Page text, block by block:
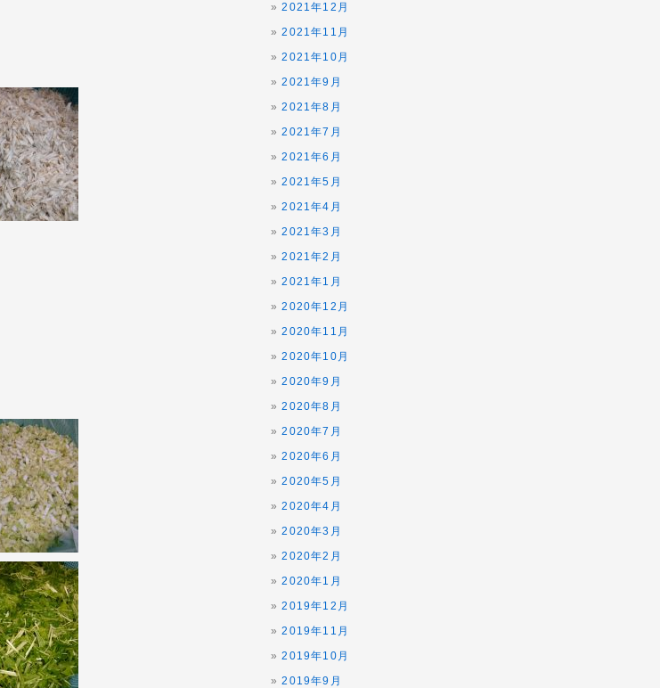
2021年12月
2021年11月
2021年10月
2021年9月
2021年8月
2021年7月
2021年6月
2021年5月
2021年4月
2021年3月
2021年2月
2021年1月
2020年12月
2020年11月
2020年10月
2020年9月
2020年8月
2020年7月
2020年6月
2020年5月
2020年4月
2020年3月
2020年2月
2020年1月
2019年12月
2019年11月
2019年10月
2019年9月